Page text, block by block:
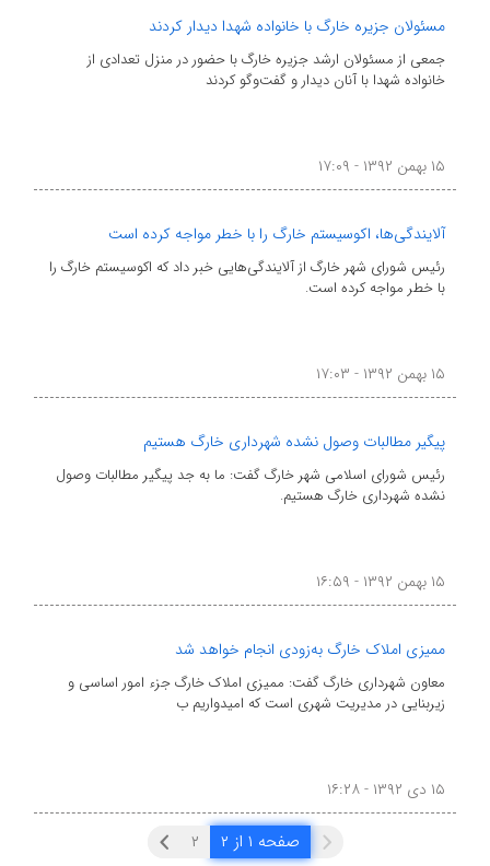
مسئولان جزیره خارگ با خانواده شهدا دیدار کردند
جمعی از مسئولان ارشد جزیره خارگ با حضور در منزل تعدادی از
خانواده شهدا با آنان دیدار و گفت‌وگو کردند
۱۵ بهمن ۱۳۹۲ - ۱۷:۰۹
آلایندگی‌ها، اکوسیستم خارگ را با خطر مواجه کرده است
رئیس شورای شهر خارگ از آلایندگی‌هایی‌ خبر داد که اکوسیستم خارگ را
با خطر مواجه کرده است.
۱۵ بهمن ۱۳۹۲ - ۱۷:۰۳
پیگیر مطالبات وصول نشده شهرداری خارگ هستیم
رئیس شورای اسلامی شهر خارگ گفت: ما به جد پیگیر مطالبات وصول
نشده شهرداری خارگ هستیم.
۱۵ بهمن ۱۳۹۲ - ۱۶:۵۹
ممیزی املاک خارگ به‌زودی انجام خواهد شد
معاون شهرداری خارگ گفت: ممیزی املاک خارگ جزء امور اساسی و
زیربنایی در مدیریت شهری است که امیدواریم ب
۱۵ دی ۱۳۹۲ - ۱۶:۲۸
صفحه ۱ از ۲ ۲